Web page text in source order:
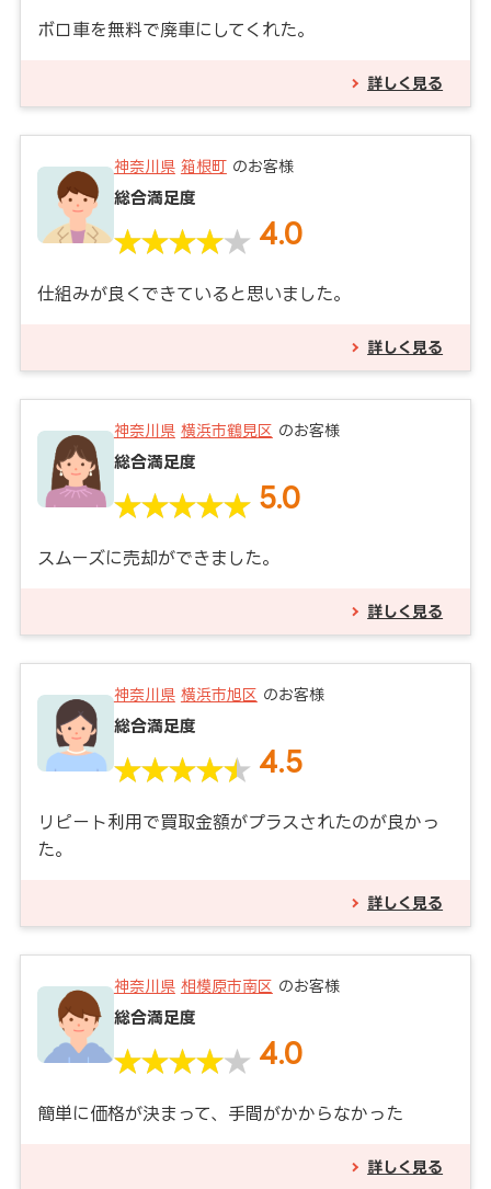
ボロ車を無料で廃車にしてくれた。
詳しく見る
神奈川県 箱根町 のお客様
総合満足度
4.0
仕組みが良くできていると思いました。
詳しく見る
神奈川県 横浜市鶴見区 のお客様
総合満足度
5.0
スムーズに売却ができました。
詳しく見る
神奈川県 横浜市旭区 のお客様
総合満足度
4.5
リピート利用で買取金額がプラスされたのが良かっ
た。
詳しく見る
神奈川県 相模原市南区 のお客様
総合満足度
4.0
簡単に価格が決まって、手間がかからなかった
詳しく見る